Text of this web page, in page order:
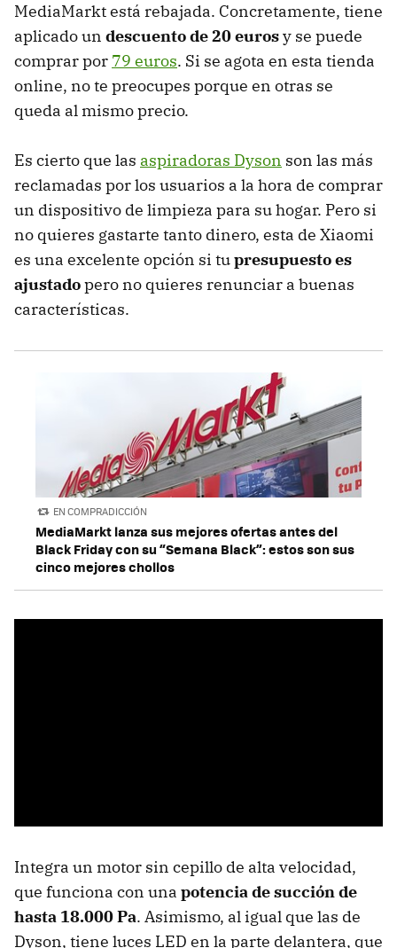
MediaMarkt está rebajada. Concretamente, tiene
aplicado un descuento de 20 eurosy se puede
comprar por 79 euros. Si se agota en esta tienda
online, no te preocupes porque en otras se
queda al mismo precio.
Es cierto que las aspiradoras Dyson son las más
reclamadas por los usuarios a la hora de comprar
un dispositivo de limpieza para su hogar. Pero si
no quieres gastarte tanto dinero, esta de Xiaomi
es una excelente opción si tupresupuesto es
ajustadopero no quieres renunciar a buenas
características.
EN COMPRADICCIÓN
MediaMarkt lanza sus mejores ofertas antes del
Black Friday con su “Semana Black”: estos son sus
cinco mejores chollos
Integra un motor sin cepillo de alta velocidad,
que funciona con una potencia de succión de
hasta 18.000 Pa. Asimismo, al igual que las de
Dyson, tiene luces LED en la parte delantera, que